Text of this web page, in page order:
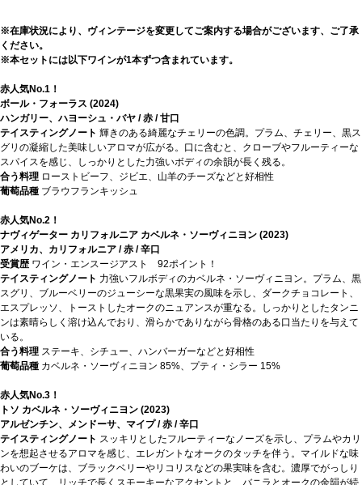
※在庫状況により、ヴィンテージを変更してご案内する場合がございます、ご了承
ください。
※本セットには以下ワインが1本ずつ含まれています。
赤人気No.1！
ボール・フォーラス (2024)
ハンガリー、ハヨーシュ・バヤ / 赤 / 甘口
テイスティングノート 輝きのある綺麗なチェリーの色調。プラム、チェリー、黒ス
グリの凝縮した美味しいアロマが広がる。口に含むと、クローブやフルーティーな
スパイスを感じ、しっかりとした力強いボディの余韻が長く残る。
合う料理 ローストビーフ、ジビエ、山羊のチーズなどと好相性
葡萄品種 ブラウフランキッシュ
赤人気No.2！
ナヴィゲーター カリフォルニア カベルネ・ソーヴィニヨン (2023)
アメリカ、カリフォルニア / 赤 / 辛口
受賞歴 ワイン・エンスージアスト 92ポイント！
テイスティングノート 力強いフルボディのカベルネ・ソーヴィニヨン。プラム、黒
スグリ、ブルーベリーのジューシーな黒果実の風味を示し、ダークチョコレート、
エスプレッソ、トーストしたオークのニュアンスが重なる。しっかりとしたタンニ
ンは素晴らしく溶け込んでおり、滑らかでありながら骨格のある口当たりを与えて
いる。
合う料理 ステーキ、シチュー、ハンバーガーなどと好相性
葡萄品種 カベルネ・ソーヴィニヨン 85%、プティ・シラー 15%
赤人気No.3！
トソ カベルネ・ソーヴィニヨン (2023)
アルゼンチン、メンドーサ、マイプ / 赤 / 辛口
テイスティングノート スッキリとしたフルーティーなノーズを示し、プラムやカリ
ンを想起させるアロマを感じ、エレガントなオークのタッチを伴う。マイルドな味
わいのブーケは、ブラックベリーやリコリスなどの果実味を含む。濃厚でがっしり
としていて、リッチで長くスモーキーなアクセントと、バニラとオークの余韻が続